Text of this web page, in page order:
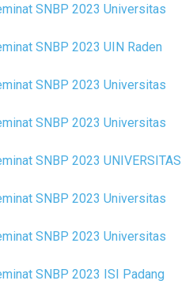
SNBP 2023 Universitas
SNBP 2023 UIN Raden
SNBP 2023 Universitas
SNBP 2023 Universitas
SNBP 2023 UNIVERSITAS
SNBP 2023 Universitas
SNBP 2023 Universitas
SNBP 2023 ISI Padang